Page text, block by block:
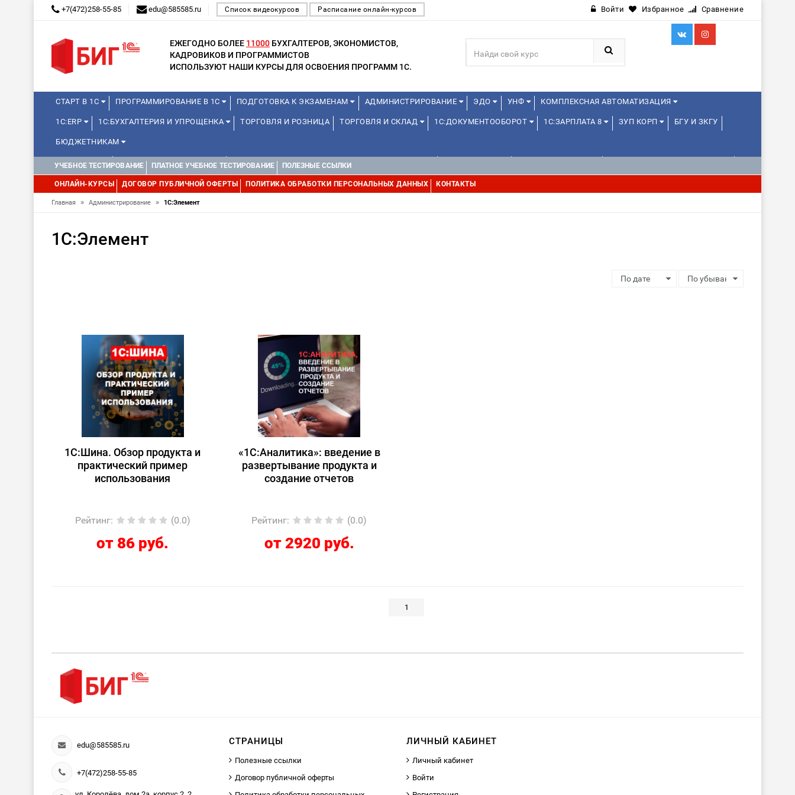
+7(472)258-55-85 edu@585585.ru Список видеокурсов Расписание онлайн-курсов Войти Избранное Сравнение
ЕЖЕГОДНО БОЛЕЕ 11000 БУХГАЛТЕРОВ, ЭКОНОМИСТОВ,
КАДРОВИКОВ И ПРОГРАММИСТОВ
ИСПОЛЬЗУЮТ НАШИ КУРСЫ ДЛЯ ОСВОЕНИЯ ПРОГРАММ 1С.
СТАРТ В 1С ПРОГРАММИРОВАНИЕ В 1С ПОДГОТОВКА К ЭКЗАМЕНАМ АДМИНИСТРИРОВАНИЕ ЭДО УНФ КОМПЛЕКСНАЯ АВТОМАТИЗАЦИЯ
1С:ERP 1С:БУХГАЛТЕРИЯ И УПРОЩЕНКА ТОРГОВЛЯ И РОЗНИЦА ТОРГОВЛЯ И СКЛАД 1С:ДОКУМЕНТООБОРОТ 1С:ЗАРПЛАТА 8 ЗУП КОРП БГУ И ЗКГУ
БЮДЖЕТНИКАМ
МИНИ-КУРСЫ КУРСЫ ДЛЯ ШКОЛЬНИКОВ КУРСЫ ДЛЯ ПРЕПОДАВАТЕЛЕЙ ШКОЛЬНЫХ КУРСОВ
УПРАВЛЕНИЕ ПРОЕКТАМИ УПРАВЛЕНЦАМ МИНИ-КУРСЫ (ПРОФЕССИОНАЛЬНЫЕ ПРОБЫ) 4-6 ЧАСОВ ОТ 12 ЛЕТ
УЧЕБНОЕ ТЕСТИРОВАНИЕ ПЛАТНОЕ УЧЕБНОЕ ТЕСТИРОВАНИЕ ПОЛЕЗНЫЕ ССЫЛКИ
ОНЛАЙН-КУРСЫ ДОГОВОР ПУБЛИЧНОЙ ОФЕРТЫ ПОЛИТИКА ОБРАБОТКИ ПЕРСОНАЛЬНЫХ ДАННЫХ КОНТАКТЫ
Главная » Администрирование » 1С:Элемент
1С:Элемент
1С:Шина. Обзор продукта и
практический пример
использования
Рейтинг: (0.0)
от 86 руб.
«1С:Аналитика»: введение в
развертывание продукта и
создание отчетов
Рейтинг: (0.0)
от 2920 руб.
1
edu@585585.ru
+7(472)258-55-85
СТРАНИЦЫ
Полезные ссылки
Договор публичной оферты
ЛИЧНЫЙ КАБИНЕТ
Личный кабинет
Войти